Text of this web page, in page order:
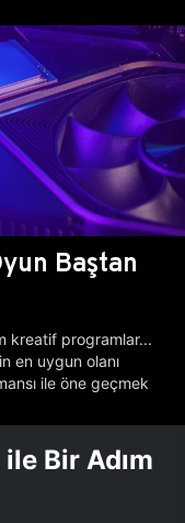
Baştan
kreatif programlar...
en uygun olanı
ile öne geçmek
Bir Adım